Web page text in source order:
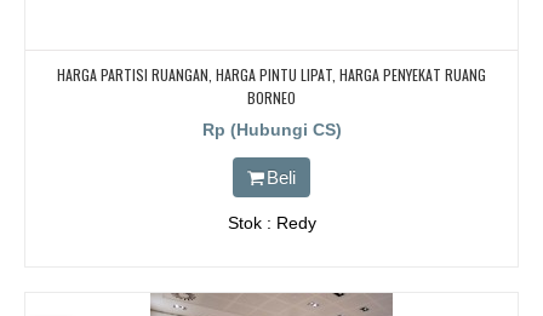
HARGA PARTISI RUANGAN, HARGA PINTU LIPAT, HARGA PENYEKAT RUANG
BORNEO
Rp (Hubungi CS)
Beli
Stok : Redy